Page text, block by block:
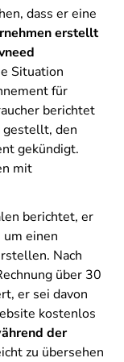
dass er eine
erstellt
Situation
für
berichtet
gestellt, den
gekündigt.
mit
berichtet, er
einen
Nach
über 30
er sei davon
kostenlos
der
zu übersehen